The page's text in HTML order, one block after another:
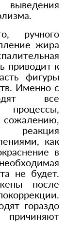
ручного
жира
приводит к
фигуры
Именно с
все
сожалению,
реакция
как
в
не будет.
после
гораздо